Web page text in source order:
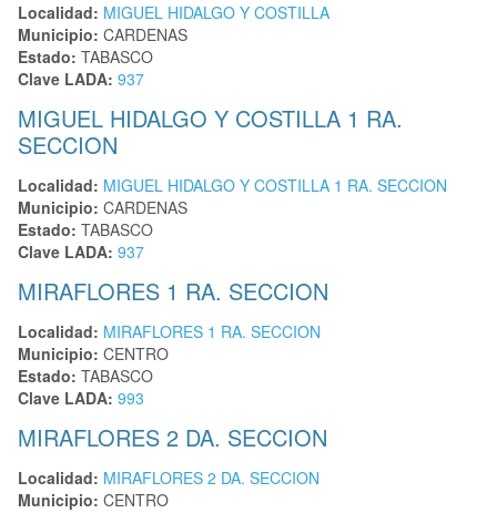
Localidad: MIGUEL HIDALGO Y COSTILLA
Municipio: CARDENAS
Estado: TABASCO
Clave LADA: 937
MIGUEL HIDALGO Y COSTILLA 1 RA.
SECCION
Localidad: MIGUEL HIDALGO Y COSTILLA 1 RA. SECCION
Municipio: CARDENAS
Estado: TABASCO
Clave LADA: 937
MIRAFLORES 1 RA. SECCION
Localidad: MIRAFLORES 1 RA. SECCION
Municipio: CENTRO
Estado: TABASCO
Clave LADA: 993
MIRAFLORES 2 DA. SECCION
Localidad: MIRAFLORES 2 DA. SECCION
Municipio: CENTRO